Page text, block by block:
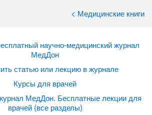
< Медицинские книги
научно-медицинский журнал
МедДон
статью или лекцию в журнале
Курсы для врачей
МедДон. Бесплатные лекции для
врачей (все разделы)